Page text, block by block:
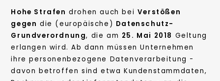
Hohe Strafen drohen auch bei Verstößen
gegen die (europäische) Datenschutz-
Grundverordnung, die am 25. Mai 2018 Geltung
erlangen wird. Ab dann müssen Unternehmen
ihre personenbezogene Datenverarbeitung -
davon betroffen sind etwa Kundenstammdaten,